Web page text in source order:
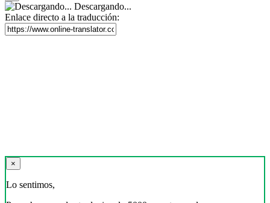
Descargando...
Enlace directo a la traducción:
×
Lo sentimos,